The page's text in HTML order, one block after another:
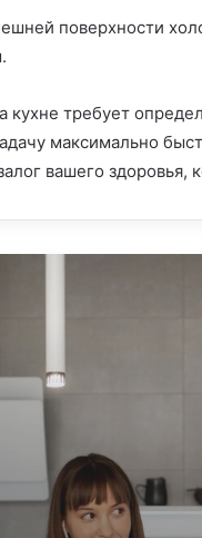
поверхности
кухне требует
максимально
вашего здоровья,
без